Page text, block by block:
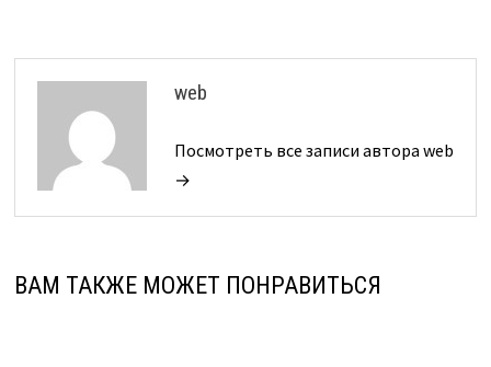
web
Посмотреть все записи автора web
→
ВАМ ТАКЖЕ МОЖЕТ ПОНРАВИТЬСЯ